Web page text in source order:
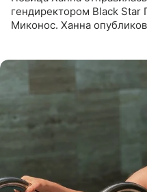
гендиректором Black Star
Миконос. Ханна